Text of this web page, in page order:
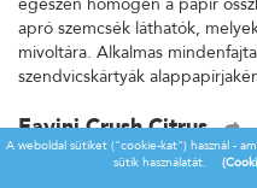
apró szemcsék láthatók,
mivoltára. Alkalmas
szendvicskártyák
Favini Crush Citrus
Favini Crush - 250g/350g A
papírcsalád, melynél
A weboldal sütiket ("cookie-kat") használ -
sütik használatát.